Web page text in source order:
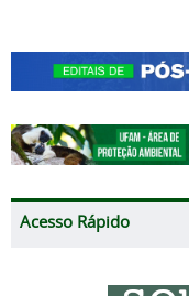
Acesso Rápido